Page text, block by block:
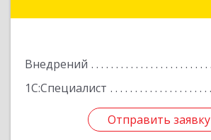
Внедрений
1С:Специалист
Отправить заявку
Отправить заявку